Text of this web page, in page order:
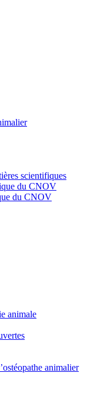
scientifiques
du CNOV
du CNOV
animale
animalier